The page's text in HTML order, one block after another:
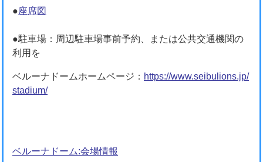
●座席図
●駐車場：周辺駐車場事前予約、または公共交通機関の
利用を
ベルーナドームホームページ： https://www.seibulions.jp/
stadium/
ベルーナドーム:会場情報